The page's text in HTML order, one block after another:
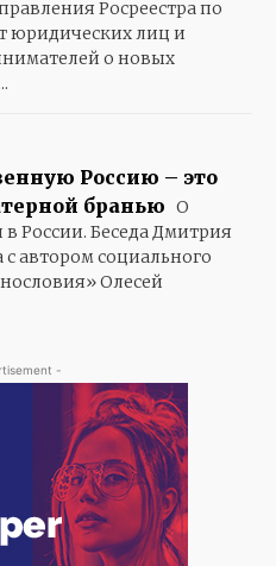
Росреестра по
лиц и
о новых
Россию – это
бранью О
России. Беседа Дмитрия
автором социального
Олесей
-